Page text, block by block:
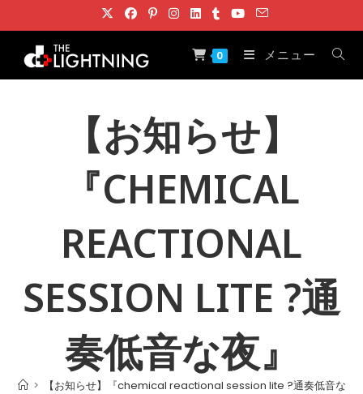
ン
0 メニュー
【お知らせ】
『CHEMICAL
REACTIONAL
SESSION LITE ?通
奏低音な夜』
> 【お知らせ】『chemical reactional session lite ?通奏低音な夜